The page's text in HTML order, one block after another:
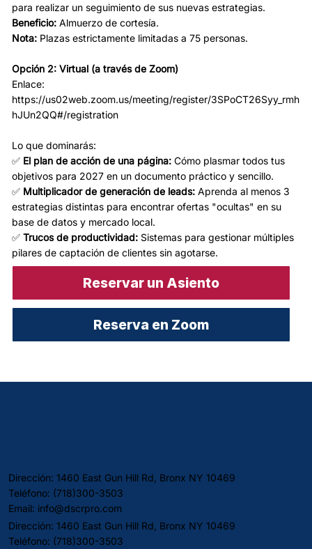
para realizar un seguimiento de sus nuevas estrategias.
Beneficio: Almuerzo de cortesía.
Nota: Plazas estrictamente limitadas a 75 personas.
Opción 2: Virtual (a través de Zoom)
Enlace:
https://us02web.zoom.us/meeting/register/3SPoCT26Syy_rmh
hJUn2QQ#/registration
Lo que dominarás:
✅ El plan de acción de una página: Cómo plasmar todos tus
objetivos para 2027 en un documento práctico y sencillo.
✅ Multiplicador de generación de leads: Aprenda al menos 3
estrategias distintas para encontrar ofertas "ocultas" en su
base de datos y mercado local.
✅Trucos de productividad: Sistemas para gestionar múltiples
pilares de captación de clientes sin agotarse.
Reservar un Asiento
Reserva en Zoom
Dirección: 1460 East Gun Hill Rd, Bronx NY 10469
Teléfono: (718)300-3503
Email: info@dscrpro.com
Dirección: 1460 East Gun Hill Rd, Bronx NY 10469
Teléfono: (718)300-3503